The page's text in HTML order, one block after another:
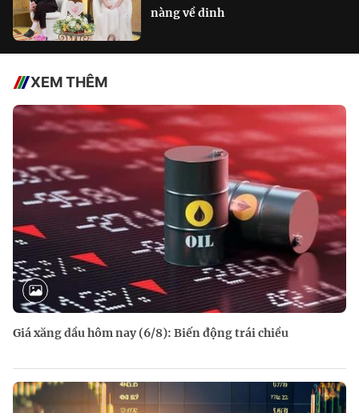
nàng về dinh
XEM THÊM
Giá xăng dầu hôm nay (6/8): Biến động trái chiều